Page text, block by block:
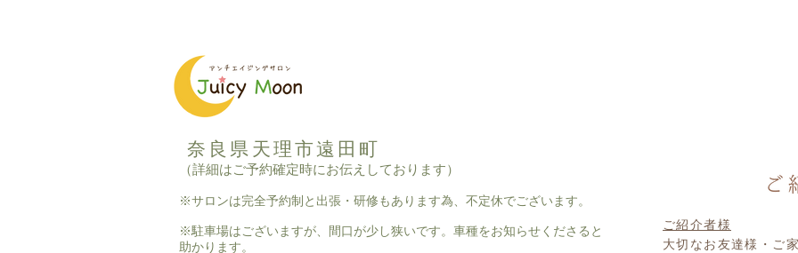
奈良県天理市遠田町
（詳細はご予約確定時にお伝えしております）
※サロンは完全予約制と出張・研修もあります為、不定休でございます。
※駐車場はございますが、間口が少し狭いです。車種をお知らせくださると
助かります。
ご紹介者様
大切なお友達様・ご